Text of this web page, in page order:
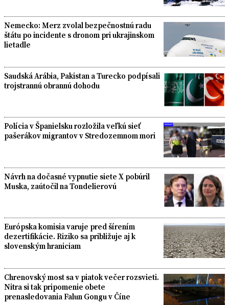
Nemecko: Merz zvolal bezpečnostnú radu
štátu po incidente s dronom pri ukrajinskom
lietadle
Saudská Arábia, Pakistan a Turecko podpísali
trojstrannú obrannú dohodu
Polícia v Španielsku rozložila veľkú sieť
pašerákov migrantov v Stredozemnom mori
Návrh na dočasné vypnutie siete X pobúril
Muska, zaútočil na Tondelierovú
Európska komisia varuje pred šírením
dezertifikácie. Riziko sa približuje aj k
slovenským hraniciam
Chrenovský most sa v piatok večer rozsvieti.
Nitra si tak pripomenie obete
prenasledovania Falun Gongu v Číne